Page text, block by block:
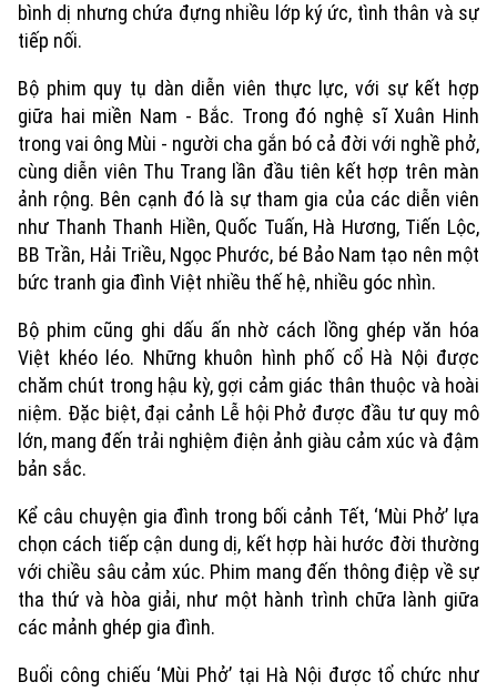
Chuyên mục
Thời sự
bình dị nhưng chứa đựng nhiều lớp ký ức, tình thân và sự
tiếp nối.
Bộ phim quy tụ dàn diễn viên thực lực, với sự kết hợp
giữa hai miền Nam - Bắc. Trong đó nghệ sĩ Xuân Hinh
trong vai ông Mùi - người cha gắn bó cả đời với nghề phở,
cùng diễn viên Thu Trang lần đầu tiên kết hợp trên màn
ảnh rộng. Bên cạnh đó là sự tham gia của các diễn viên
như Thanh Thanh Hiền, Quốc Tuấn, Hà Hương, Tiến Lộc,
BB Trần, Hải Triều, Ngọc Phước, bé Bảo Nam tạo nên một
bức tranh gia đình Việt nhiều thế hệ, nhiều góc nhìn.
Bộ phim cũng ghi dấu ấn nhờ cách lồng ghép văn hóa
Việt khéo léo. Những khuôn hình phố cổ Hà Nội được
chăm chút trong hậu kỳ, gợi cảm giác thân thuộc và hoài
niệm. Đặc biệt, đại cảnh Lễ hội Phở được đầu tư quy mô
lớn, mang đến trải nghiệm điện ảnh giàu cảm xúc và đậm
bản sắc.
Kể câu chuyện gia đình trong bối cảnh Tết, ‘Mùi Phở’ lựa
chọn cách tiếp cận dung dị, kết hợp hài hước đời thường
với chiều sâu cảm xúc. Phim mang đến thông điệp về sự
tha thứ và hòa giải, như một hành trình chữa lành giữa
các mảnh ghép gia đình.
Buổi công chiếu ‘Mùi Phở’ tại Hà Nội được tổ chức như